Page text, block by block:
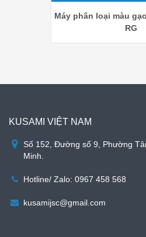
Máy phân loại màu
RG
KUSAMI VIỆT NAM
Số 152, Đường số 9, Phường
Minh.
Hotline/ Zalo: 0967 458 568
kusamijsc@gmail.com